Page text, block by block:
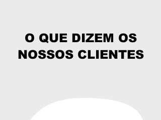
O QUE DIZEM OS
NOSSOS CLIENTES